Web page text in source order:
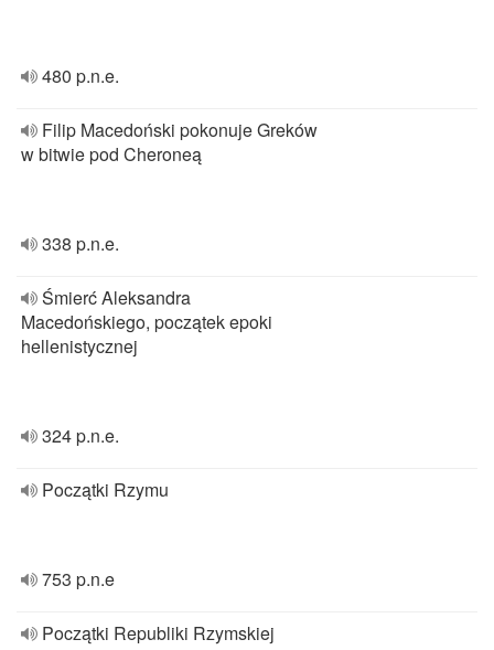
480 p.n.e.
Filip Macedoński pokonuje Greków
w bitwie pod Cheroneą
338 p.n.e.
Śmierć Aleksandra
Macedońskiego, początek epoki
hellenistycznej
324 p.n.e.
Początki Rzymu
753 p.n.e
Początki Republiki Rzymskiej